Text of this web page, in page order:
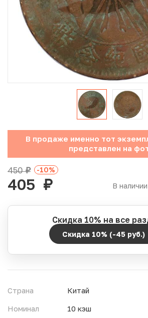
Юбилейные монеты Банка России (с
Памятные и инвестиционные монеты
Иностранные монеты
Неофициальные выпуски монет
Античные и средневековые монеты
Наборы монет
Инвестиционные монеты
В продаже именно тот
представлен на
В
450руб. -10%
405 руб.
Скидка 10% на все
Скидка 10% (-45 руб.)
Период действия акции:
13
Страна
Китай
Номинал
10 кэш